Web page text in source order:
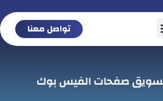
تواصل معنا
صفحات الفيس بوك